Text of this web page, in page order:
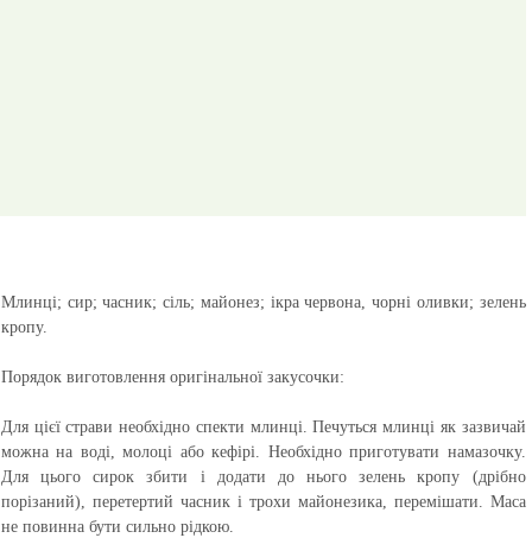
Млинці; сир; часник; сіль; майонез; ікра червона, чорні оливки; зелень
кропу.
Порядок виготовлення оригінальної закусочки:
Для цієї страви необхідно спекти млинці. Печуться млинці як зазвичай
можна на воді, молоці або кефірі. Необхідно приготувати намазочку.
Для цього сирок збити і додати до нього зелень кропу (дрібно
порізаний), перетертий часник і трохи майонезика, перемішати. Маса
не повинна бути сильно рідкою.